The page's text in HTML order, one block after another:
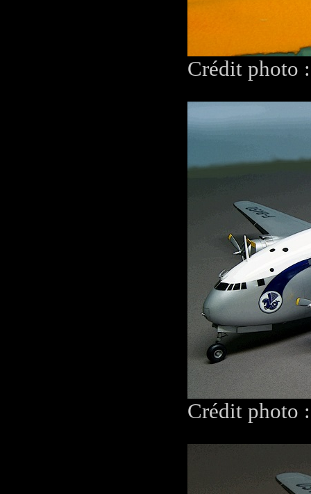
Crédit photo
Crédit photo